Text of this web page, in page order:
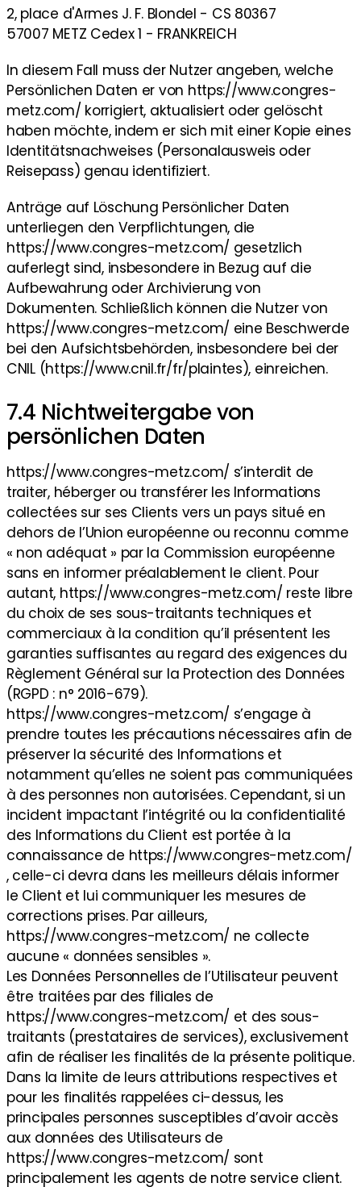
2, place d'Armes J. F. Blondel - CS 80367
57007 METZ Cedex 1 - FRANKREICH
In diesem Fall muss der Nutzer angeben, welche
Persönlichen Daten er von https://www.congres-
metz.com/ korrigiert, aktualisiert oder gelöscht
haben möchte, indem er sich mit einer Kopie eines
Identitätsnachweises (Personalausweis oder
Reisepass) genau identifiziert.
Anträge auf Löschung Persönlicher Daten
unterliegen den Verpflichtungen, die
https://www.congres-metz.com/ gesetzlich
auferlegt sind, insbesondere in Bezug auf die
Aufbewahrung oder Archivierung von
Dokumenten. Schließlich können die Nutzer von
https://www.congres-metz.com/ eine Beschwerde
bei den Aufsichtsbehörden, insbesondere bei der
CNIL (https://www.cnil.fr/fr/plaintes), einreichen.
7.4 Nichtweitergabe von
persönlichen Daten
https://www.congres-metz.com/ s’interdit de
traiter, héberger ou transférer les Informations
collectées sur ses Clients vers un pays situé en
dehors de l’Union européenne ou reconnu comme
« non adéquat » par la Commission européenne
sans en informer préalablement le client. Pour
autant, https://www.congres-metz.com/ reste libre
du choix de ses sous-traitants techniques et
commerciaux à la condition qu’il présentent les
garanties suffisantes au regard des exigences du
Règlement Général sur la Protection des Données
(RGPD : n° 2016-679).
https://www.congres-metz.com/ s’engage à
prendre toutes les précautions nécessaires afin de
préserver la sécurité des Informations et
notamment qu’elles ne soient pas communiquées
à des personnes non autorisées. Cependant, si un
incident impactant l’intégrité ou la confidentialité
des Informations du Client est portée à la
connaissance de https://www.congres-metz.com/
, celle-ci devra dans les meilleurs délais informer
le Client et lui communiquer les mesures de
corrections prises. Par ailleurs,
https://www.congres-metz.com/ ne collecte
aucune « données sensibles ».
Les Données Personnelles de l’Utilisateur peuvent
être traitées par des filiales de
https://www.congres-metz.com/ et des sous-
traitants (prestataires de services), exclusivement
afin de réaliser les finalités de la présente politique.
Dans la limite de leurs attributions respectives et
pour les finalités rappelées ci-dessus, les
principales personnes susceptibles d’avoir accès
aux données des Utilisateurs de
https://www.congres-metz.com/ sont
principalement les agents de notre service client.